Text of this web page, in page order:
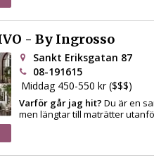
- By Ingrosso
Sankt Eriksgatan 87
08-191615
Middag 450-550 kr ($$$)
Varför går jag hit? Du är en
men längtar till maträtter